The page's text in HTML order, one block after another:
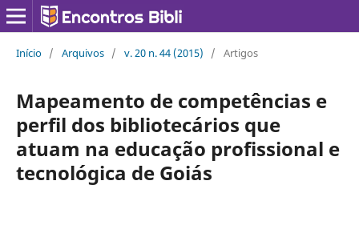
Início / Arquivos / v. 20 n. 44 (2015) / Artigos
Mapeamento de competências e
perfil dos bibliotecários que
atuam na educação profissional e
tecnológica de Goiás